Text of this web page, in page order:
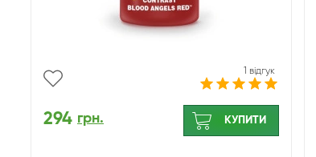
1 відгук
294 грн. КУПИТИ